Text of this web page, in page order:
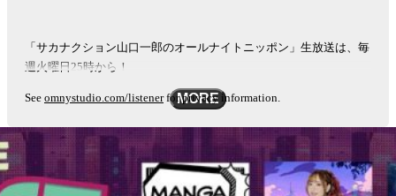
「サカナクション山口一郎のオールナイトニッポン」生放送は、毎
週火曜日25時から！
See omnystudio.com/listenerfor privacy information.
MORE